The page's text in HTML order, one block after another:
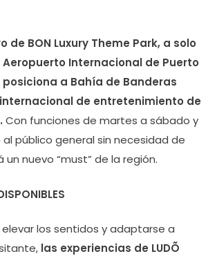
de BON Luxury Theme Park, a solo
Aeropuerto Internacional de Puerto
posiciona a Bahía de Banderas
de entretenimiento de
Con funciones de martes a sábado y
público general sin necesidad de
un nuevo “must” de la región.
los sentidos y adaptarse a
las experiencias de LUDÕ